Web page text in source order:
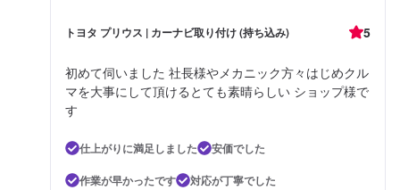
トヨタ プリウス | カーナビ取り付け (持ち込み) 5
初めて伺いました 社長様やメカニック方々はじめクル
マを大事にして頂けるとても素晴らしい ショップ様で
す
仕上がりに満足しました
安価でした
作業が早かったです
対応が丁寧でした